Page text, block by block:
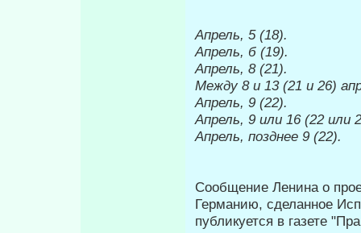
Апрель, 5 (18).
Апрель, б (19).
Апрель, 8 (21).
Между 8 и 13 (21 и 26)
Апрель, 9 (22).
Апрель, 9 или 16 (22 или
Апрель, позднее 9 (22).
Сообщение Ленина о
Германию, сделанное
публикуется в газете